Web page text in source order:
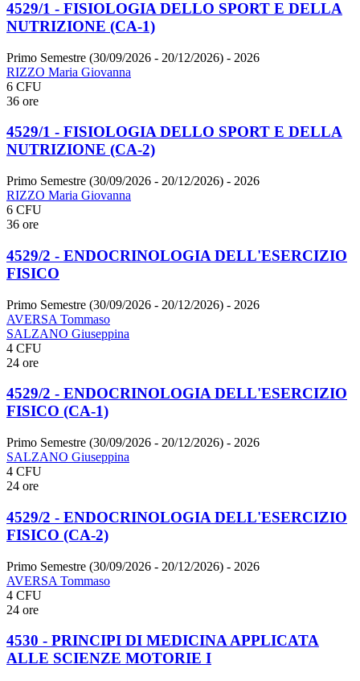
4529/1 - FISIOLOGIA DELLO SPORT E DELLA
NUTRIZIONE (CA-1)
Primo Semestre (30/09/2026 - 20/12/2026) - 2026
RIZZO Maria Giovanna
6 CFU
36 ore
4529/1 - FISIOLOGIA DELLO SPORT E DELLA
NUTRIZIONE (CA-2)
Primo Semestre (30/09/2026 - 20/12/2026) - 2026
RIZZO Maria Giovanna
6 CFU
36 ore
4529/2 - ENDOCRINOLOGIA DELL'ESERCIZIO
FISICO
Primo Semestre (30/09/2026 - 20/12/2026) - 2026
AVERSA Tommaso
SALZANO Giuseppina
4 CFU
24 ore
4529/2 - ENDOCRINOLOGIA DELL'ESERCIZIO
FISICO (CA-1)
Primo Semestre (30/09/2026 - 20/12/2026) - 2026
SALZANO Giuseppina
4 CFU
24 ore
4529/2 - ENDOCRINOLOGIA DELL'ESERCIZIO
FISICO (CA-2)
Primo Semestre (30/09/2026 - 20/12/2026) - 2026
AVERSA Tommaso
4 CFU
24 ore
4530 - PRINCIPI DI MEDICINA APPLICATA
ALLE SCIENZE MOTORIE I